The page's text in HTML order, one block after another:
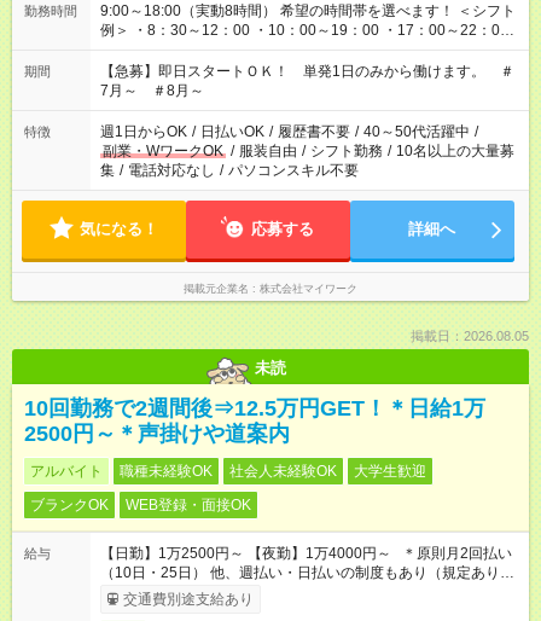
勤務時間
9:00～18:00（実動8時間） 希望の時間帯を選べます！ ＜シフト
例＞ ・8：30～12：00 ・10：00～19：00 ・17：00～22：00
・13：00～22：00 ・22：00～翌6：00 など
期間
【急募】即日スタートＯＫ！ 単発1日のみから働けます。 ＃
7月～ ＃8月～
特徴 週1日からOK / 日払いOK / 履歴書不要 / 40～50代活躍中 /
副業・WワークOK / 服装自由 / シフト勤務 / 10名以上の大量募
集 / 電話対応なし / パソコンスキル不要
気になる！ 応募する 詳細へ
掲載元企業名 株式会社マイワーク
掲載日：2026.08.05
未読
10回勤務で2週間後⇒12.5万円GET！＊日給1万
2500円～＊声掛けや道案内
アルバイト 職種未経験OK 社会人未経験OK
大学生歓迎
ブランクOK
WEB登録・面接OK
給与
【日勤】1万2500円～ 【夜勤】1万4000円～ ＊原則月2回払い
（10日・25日） 他、週払い・日払いの制度もあり（規定あり）
＃日収1万円以上
交通費別途支給あり